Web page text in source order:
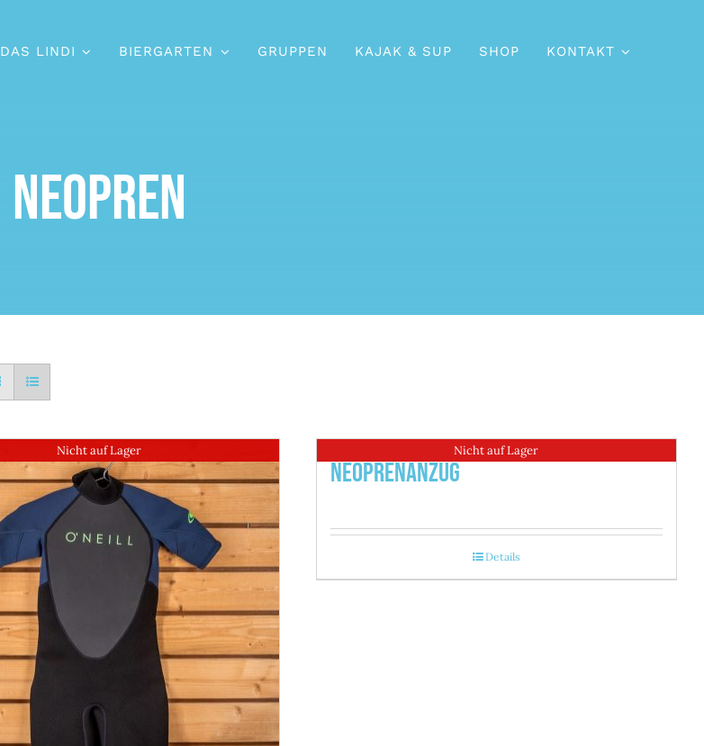
DAS LINDI BIERGARTEN GRUPPEN KAJAK & SUP SHOP KONTAKT
Neopren
Nicht auf Lager Nicht auf Lager
Neoprenanzug
Details